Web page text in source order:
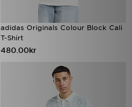
adidas Originals Colour Block Cali
T-Shirt
480.00kr